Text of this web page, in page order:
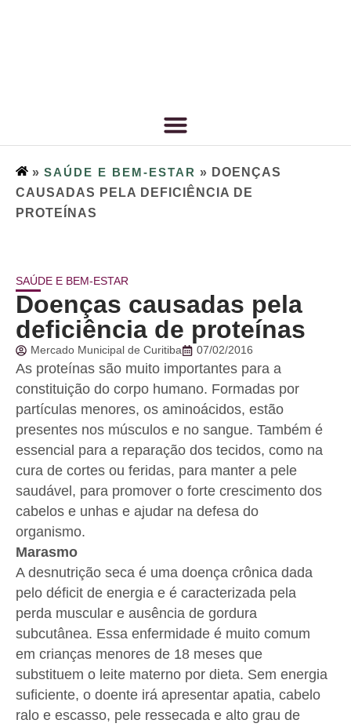
» SAÚDE E BEM-ESTAR » DOENÇAS
CAUSADAS PELA DEFICIÊNCIA DE
PROTEÍNAS
SAÚDE E BEM-ESTAR
Doenças causadas pela
deficiência de proteínas
Mercado Municipal de Curitiba 07/02/2016
As proteínas são muito importantes para a
constituição do corpo humano. Formadas por
partículas menores, os aminoácidos, estão
presentes nos músculos e no sangue. Também é
essencial para a reparação dos tecidos, como na
cura de cortes ou feridas, para manter a pele
saudável, para promover o forte crescimento dos
cabelos e unhas e ajudar na defesa do
organismo.
Marasmo
A desnutrição seca é uma doença crônica dada
pelo déficit de energia e é caracterizada pela
perda muscular e ausência de gordura
subcutânea. Essa enfermidade é muito comum
em crianças menores de 18 meses que
substituem o leite materno por dieta. Sem energia
suficiente, o doente irá apresentar apatia, cabelo
ralo e escasso, pele ressecada e alto grau de